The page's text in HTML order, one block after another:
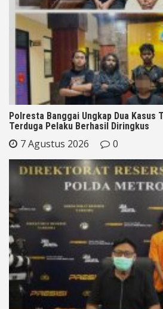
Polresta Banggai Ungkap Dua Kasus
Terduga Pelaku Berhasil Diringkus
7 Agustus 2026 0